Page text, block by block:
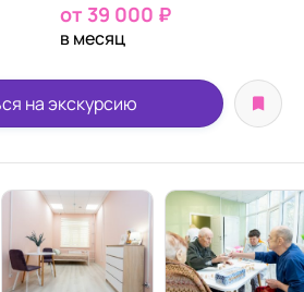
от 39 000 ₽
в месяц
на экскурсию